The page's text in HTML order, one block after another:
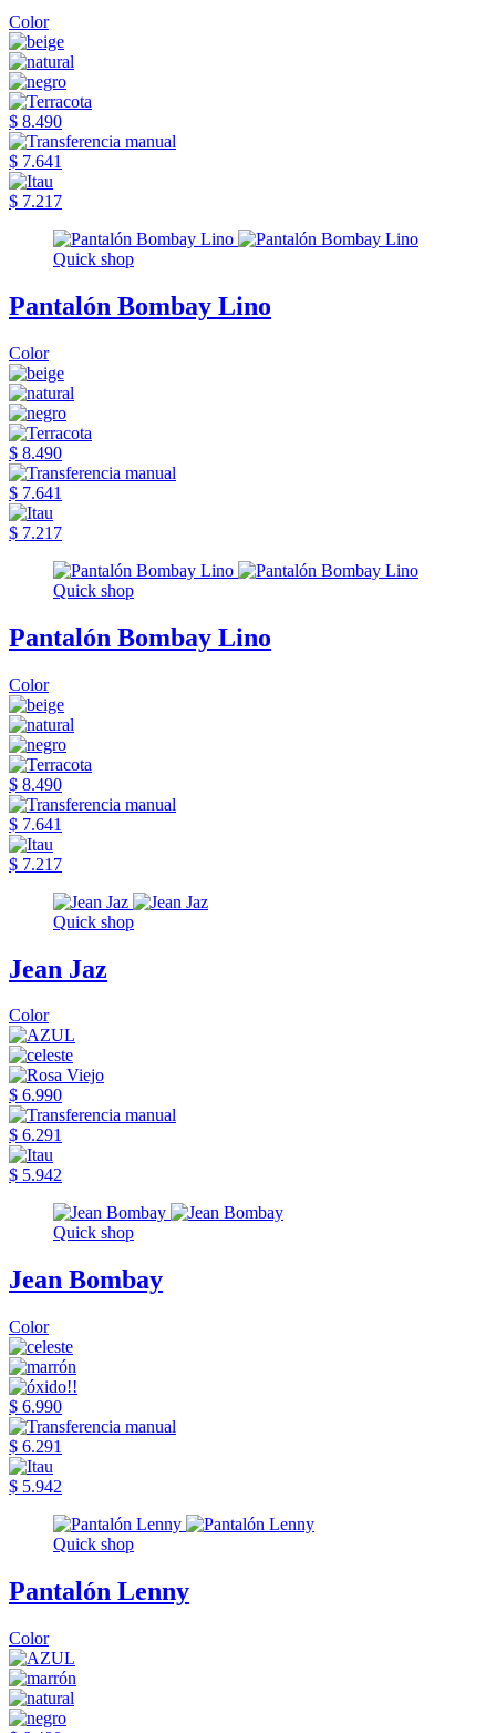
Color
$ 8.490
$ 7.641
$ 7.217
Quick shop
Pantalón Bombay Lino
Color
$ 8.490
$ 7.641
$ 7.217
Quick shop
Pantalón Bombay Lino
Color
$ 8.490
$ 7.641
$ 7.217
Quick shop
Jean Jaz
Color
$ 6.990
$ 6.291
$ 5.942
Quick shop
Jean Bombay
Color
$ 6.990
$ 6.291
$ 5.942
Quick shop
Pantalón Lenny
Color